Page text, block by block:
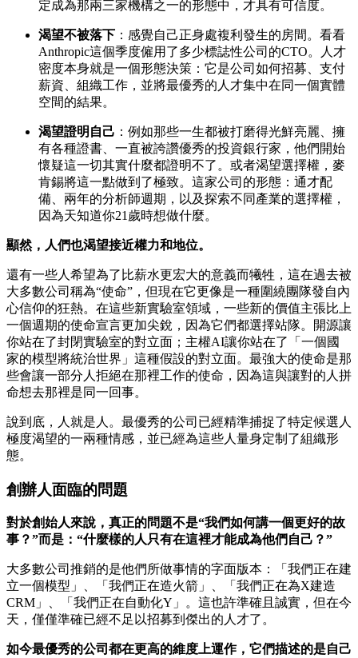
定成為那兩三家機構之一的形態中，才具有可信度。
渴望不被落下 ：感覺自己正身處複利發生的房間。看看
Anthropic這個季度僱用了多少標誌性公司的CTO。人才
密度本身就是一個形態決策：它是公司如何招募、支付
薪資、組織工作，並將最優秀的人才集中在同一個實體
空間的結果。
渴望證明自己 ：例如那些一生都被打磨得光鮮亮麗、擁
有各種證書、一直被誇讚優秀的投資銀行家，他們開始
懷疑這一切其實什麼都證明不了。或者渴望選擇權，麥
肯錫將這一點做到了極致。這家公司的形態：通才配
備、兩年的分析師週期，以及探索不同產業的選擇權，
因為天知道你21歲時想做什麼。
顯然，人們也渴望接近權力和地位。
還有一些人希望為了比薪水更宏大的意義而犧牲，這在過去被
大多數公司稱為“使命”，但現在它更像是一種圍繞團隊發自內
心信仰的狂熱。在這些新實驗室領域，一些新的價值主張比上
一個週期的使命宣言更加尖銳，因為它們都選擇站隊。開源讓
你站在了封閉實驗室的對立面；主權AI讓你站在了「一個國
家的模型將統治世界」這種假設的對立面。最強大的使命是那
些會讓一部分人拒絕在那裡工作的使命，因為這與讓對的人拼
命想去那裡是同一回事。
說到底，人就是人。最優秀的公司已經精準捕捉了特定候選人
極度渴望的一兩種情感，並已經為這些人量身定制了組織形
態。
創辦人面臨的問題
對於創始人來說，真正的問題不是“我們如何講一個更好的故
事？”而是：“什麼樣的人只有在這裡才能成為他們自己？”
大多數公司推銷的是他們所做事情的字面版本：「我們正在建
立一個模型」、「我們正在造火箭」、「我們正在為X建造
CRM」、「我們正在自動化Y」。這也許準確且誠實，但在今
天，僅僅準確已經不足以招募到傑出的人才了。
如今最優秀的公司都在更高的維度上運作，它們描述的是自己